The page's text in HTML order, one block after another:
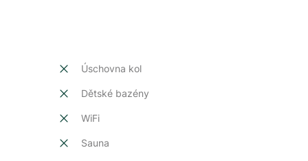
Úschovna kol
Dětské bazény
WiFi
Sauna